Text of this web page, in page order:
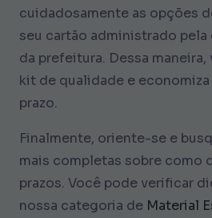
cuidadosamente as opções
seu cartão administrado pela
da prefeitura. Dessa maneira,
kit de qualidade e
prazo.
Finalmente, oriente-se e
mais completas sobre como
prazos. Você pode verificar
nossa categoria de Material